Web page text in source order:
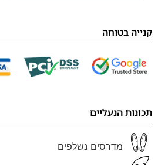
קנייה בטוחה
תכונות הנעליים
מדרסים נשלפים